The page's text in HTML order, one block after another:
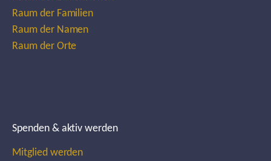
Raum der Familien
Raum der Namen
Raum der Orte
Spenden & aktiv werden
Mitglied werden